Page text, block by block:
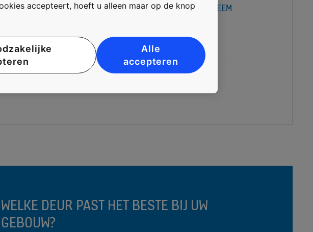
BROCHURE GEVELSYSTEEM
WELKE DEUR PAST HET BESTE BIJ UW
GEBOUW?
accepteert, hoeft u alleen maar op de knop
Alle
accepteren